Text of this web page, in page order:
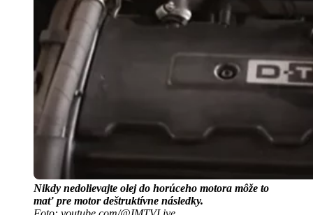
Nikdy nedolievajte olej do horúceho motora môže to
mať pre motor deštruktívne následky.